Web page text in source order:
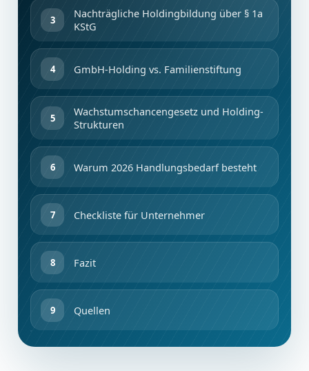
Nachträgliche Holdingbildung über § 1a
KStG
GmbH-Holding vs. Familienstiftung
Wachstumschancengesetz und Holding-
Strukturen
Warum 2026 Handlungsbedarf besteht
Checkliste für Unternehmer
Fazit
Quellen